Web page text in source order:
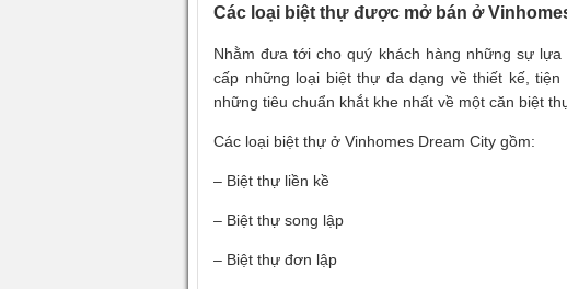
Các loại biệt thự được mở bán ở
Nhằm đưa tới cho quý khách hàng những sự
cấp những loại biệt thự đa dạng về thiết kế,
những tiêu chuẩn khắt khe nhất về một căn biệt
Các loại biệt thự ở Vinhomes Dream City gồm:
– Biệt thự liền kề
– Biệt thự song lập
– Biệt thự đơn lập